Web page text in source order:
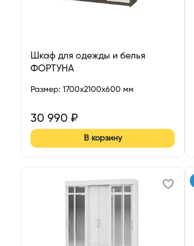
Шкаф для одежды и белья
ФОРТУНА
Размер: 1700x2100x600 мм
30 990 ₽
В корзину